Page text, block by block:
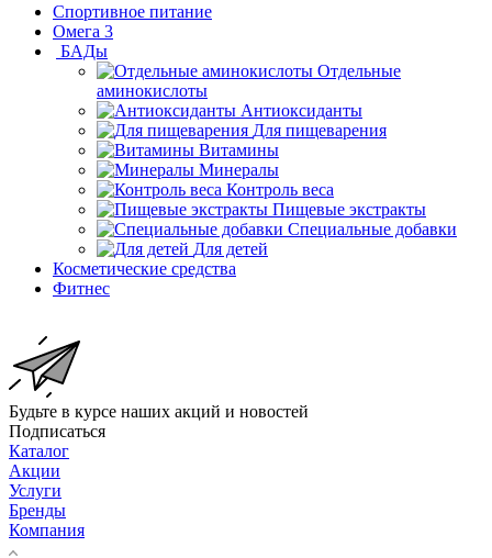
Спортивное питание
Омега 3
БАДы
Отдельные
аминокислоты
Антиоксиданты
Для пищеварения
Витамины
Минералы
Контроль веса
Пищевые экстракты
Специальные добавки
Для детей
Косметические средства
Фитнес
Будьте в курсе наших акций и новостей
Подписаться
Каталог
Акции
Услуги
Бренды
Компания